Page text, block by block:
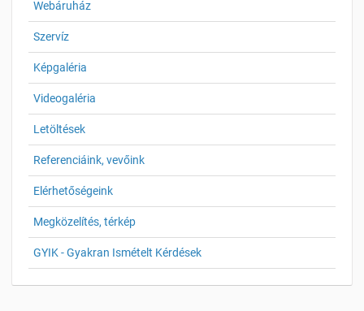
Webáruház
Szervíz
Képgaléria
Videogaléria
Letöltések
Referenciáink, vevőink
Elérhetőségeink
Megközelítés, térkép
GYIK - Gyakran Ismételt Kérdések